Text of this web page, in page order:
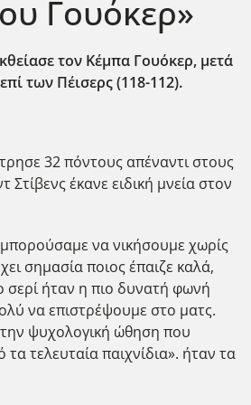
Γουόκερ»
τον Κέμπα Γουόκερ, μετά
των Πέισερς (118-112).
32 πόντους απέναντι στους
Στίβενς έκανε ειδική μνεία στον
να νικήσουμε χωρίς
σημασία ποιος έπαιζε καλά,
σερί ήταν η πιο δυνατή φωνή
να επιστρέψουμε στο ματς.
ψυχολογική ώθηση που
τελευταία παιχνίδια». ήταν τα